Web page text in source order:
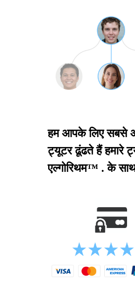
हम आपके लिए सबसे
ट्यूटर ढूंढते हैं हमारे
एल्गोरिथम™ . के